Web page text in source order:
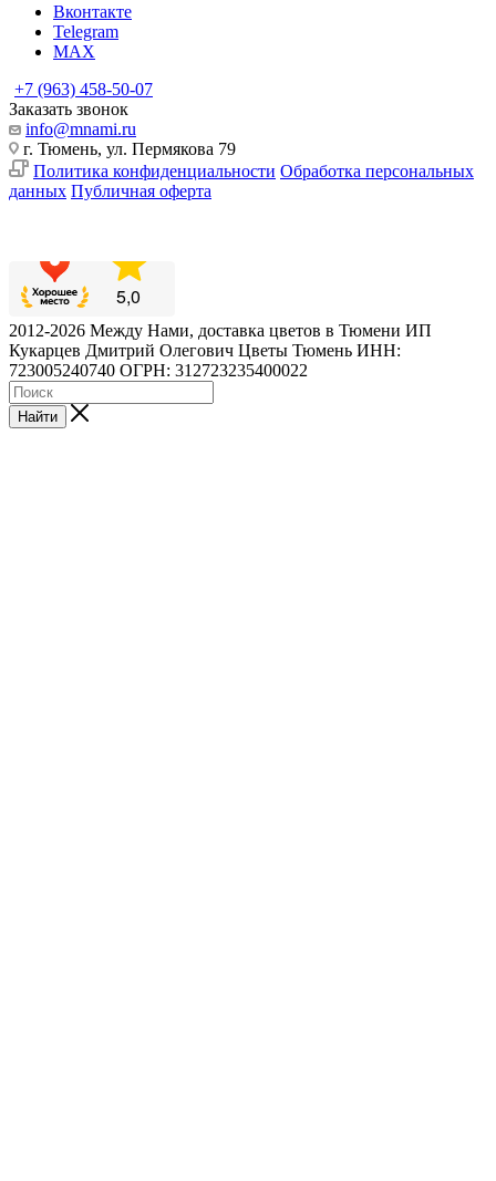
Вконтакте
Telegram
MAX
+7 (963) 458-50-07
Заказать звонок
info@mnami.ru
г. Тюмень, ул. Пермякова 79
Политика конфиденциальности Обработка персональных
данных Публичная оферта
2012-2026 Между Нами, доставка цветов в Тюмени ИП
Кукарцев Дмитрий Олегович Цветы Тюмень ИНН:
723005240740 ОГРН: 312723235400022
Найти